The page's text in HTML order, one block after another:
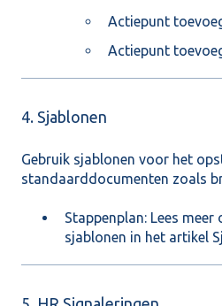
Actiepunt
Actiepunt
4. Sjablonen
Gebruik sjablonen voor het
standaarddocumenten zoals
Stappenplan: Lees meer
sjablonen in het artikel